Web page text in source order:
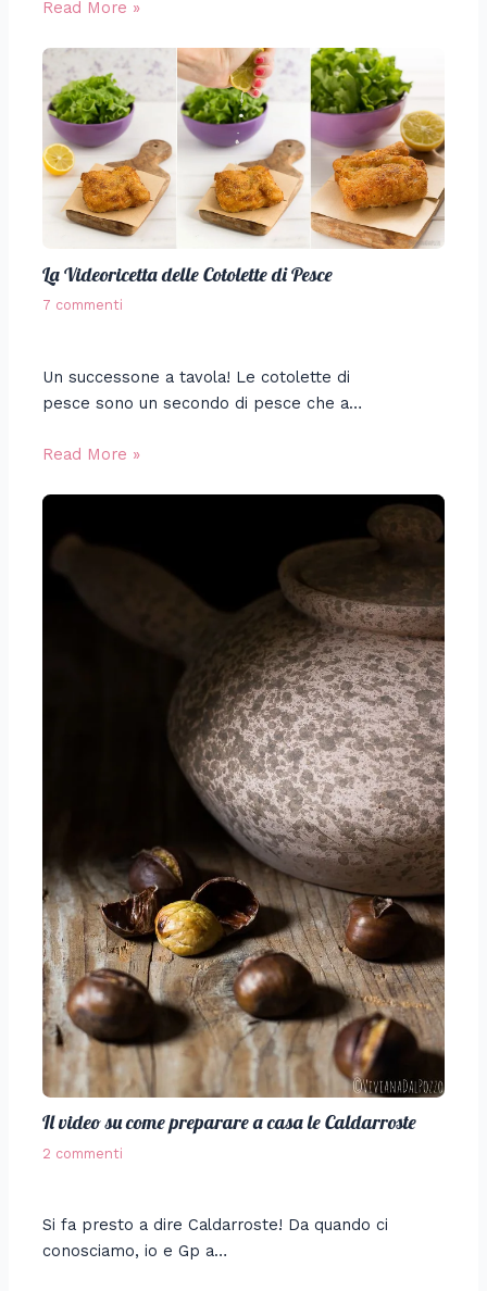
Read More »
La Videoricetta delle Cotolette di Pesce
7 commenti
Un successone a tavola! Le cotolette di
pesce sono un secondo di pesce che a…
Read More »
Il video su come preparare a casa le Caldarroste
2 commenti
Si fa presto a dire Caldarroste! Da quando ci
conosciamo, io e Gp a…